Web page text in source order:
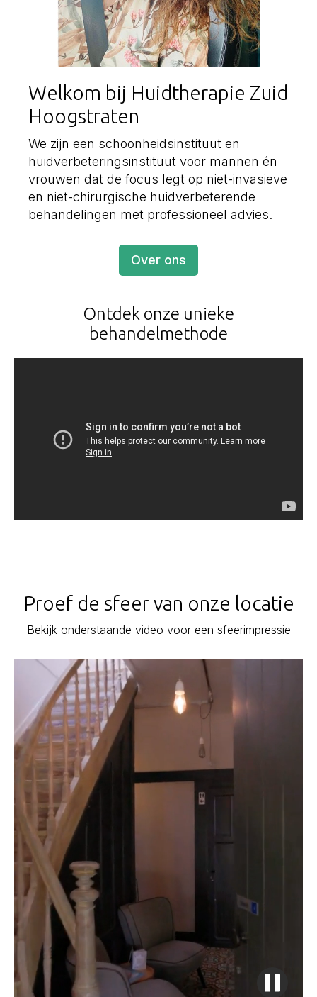
Welkom bij Huidtherapie Zuid
Hoogstraten
We zijn een schoonheidsinstituut en
huidverbeteringsinstituut voor mannen én
vrouwen dat de focus legt op niet-invasieve
en niet-chirurgische huidverbeterende
behandelingen met professioneel advies.
Over ons
Ontdek onze unieke
behandelmethode
Proef de sfeer van onze locatie
Bekijk onderstaande video voor een sfeerimpressie